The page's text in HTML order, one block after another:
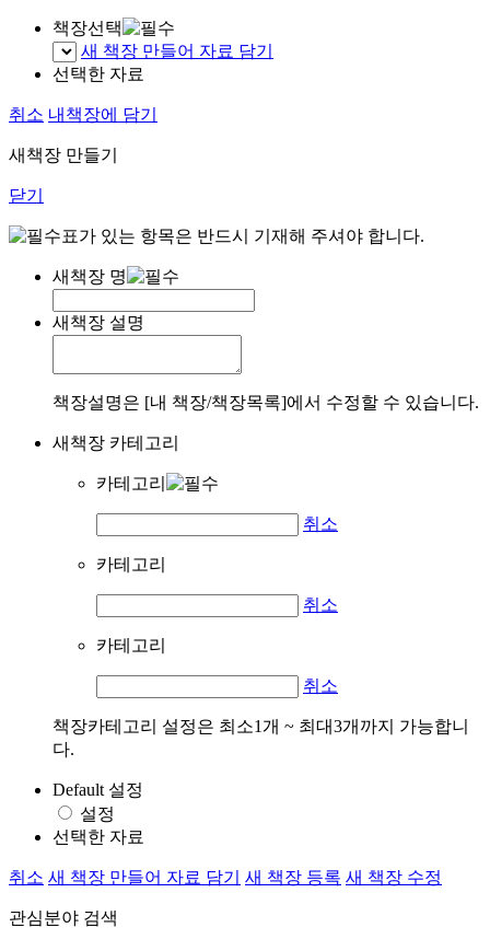
책장선택
새 책장 만들어 자료 담기
선택한 자료
취소 내책장에 담기
새책장 만들기
닫기
표가 있는 항목은 반드시 기재해 주셔야 합니다.
새책장 명
새책장 설명
책장설명은 [내 책장/책장목록]에서 수정할 수 있습니다.
새책장 카테고리
카테고리
취소
카테고리
취소
카테고리
취소
책장카테고리 설정은 최소1개 ~ 최대3개까지 가능합니
다.
Default 설정
설정
선택한 자료
취소 새 책장 만들어 자료 담기 새 책장 등록 새 책장 수정
관심분야 검색